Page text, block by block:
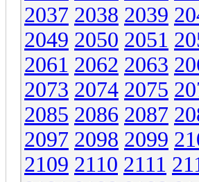
2037 2038 2039
2049 2050 2051
2061 2062 2063
2073 2074 2075
2085 2086 2087
2097 2098 2099
2109 2110 2111